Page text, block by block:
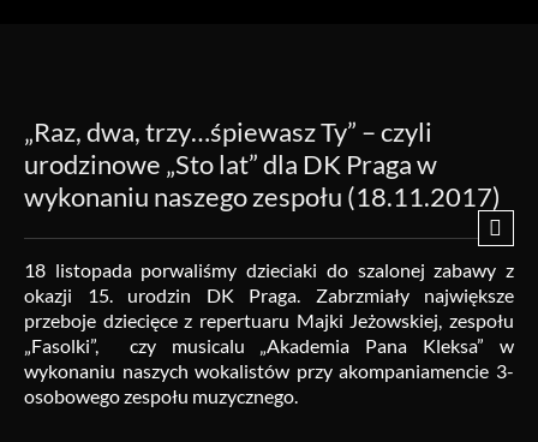
„Raz, dwa, trzy…śpiewasz Ty” – czyli
urodzinowe „Sto lat” dla DK Praga w
wykonaniu naszego zespołu (18.11.2017)
18 listopada porwaliśmy dzieciaki do szalonej zabawy z
okazji 15. urodzin DK Praga. Zabrzmiały największe
przeboje dziecięce z repertuaru Majki Jeżowskiej, zespołu
„Fasolki”, czy musicalu „Akademia Pana Kleksa” w
wykonaniu naszych wokalistów przy akompaniamencie 3-
osobowego zespołu muzycznego.